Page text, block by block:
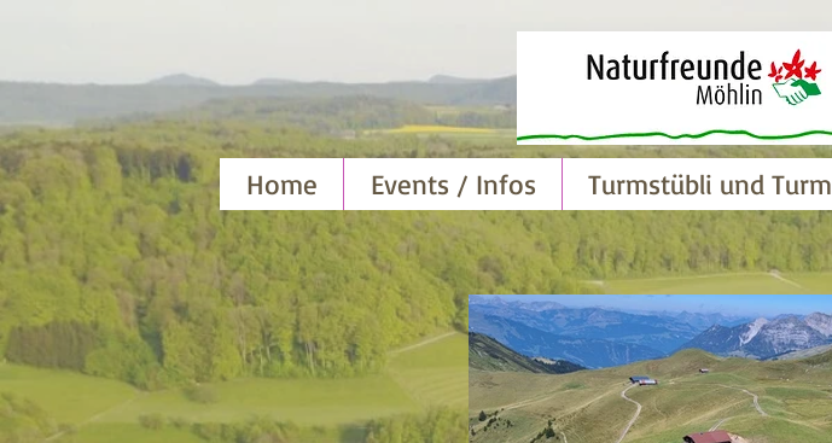
Home Events / Infos Turmstübli und Turm